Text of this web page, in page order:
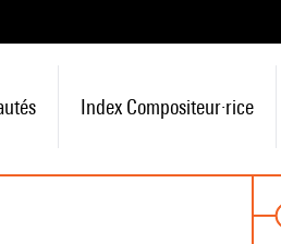
Index Compositeur·rice